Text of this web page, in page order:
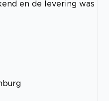
en de levering was